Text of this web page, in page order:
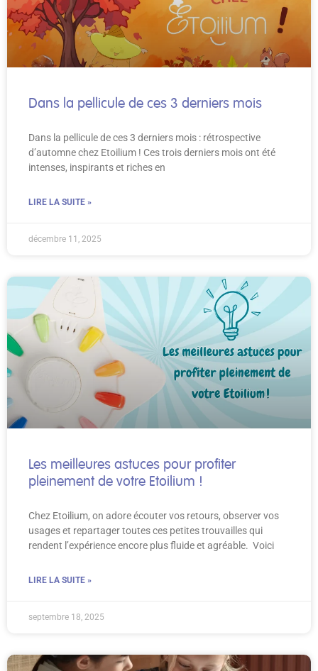
Dans la pellicule de ces 3 derniers mois
Dans la pellicule de ces 3 derniers mois : rétrospective
d’automne chez Etoilium ! Ces trois derniers mois ont été
intenses, inspirants et riches en
LIRE LA SUITE »
décembre 11, 2025
Les meilleures astuces pour profiter
pleinement de votre Etoilium !
Chez Etoilium, on adore écouter vos retours, observer vos
usages et repartager toutes ces petites trouvailles qui
rendent l’expérience encore plus fluide et agréable. Voici
LIRE LA SUITE »
septembre 18, 2025